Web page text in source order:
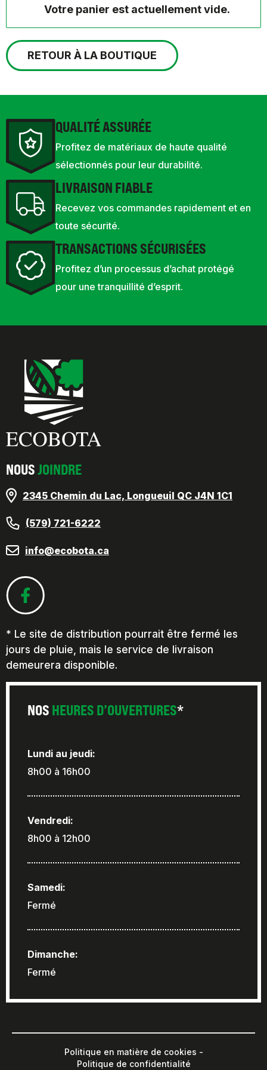
Votre panier est actuellement vide.
RETOUR À LA BOUTIQUE
QUALITÉ ASSURÉE
Profitez de matériaux de haute qualité
sélectionnés pour leur durabilité.
LIVRAISON FIABLE
Recevez vos commandes rapidement et en
toute sécurité.
TRANSACTIONS SÉCURISÉES
Profitez d’un processus d’achat protégé
pour une tranquillité d’esprit.
NOUSJOINDRE
2345 Chemin du Lac, Longueuil QC J4N 1C1
(579) 721-6222
info@ecobota.ca
* Le site de distribution pourrait être fermé les
jours de pluie, mais le service de livraison
demeurera disponible.
NOS HEURES D’OUVERTURES*
Lundi au jeudi:
8h00 à 16h00
Vendredi:
8h00 à 12h00
Samedi:
Fermé
Dimanche:
Fermé
Politique en matière de cookies -
Politique de confidentialité